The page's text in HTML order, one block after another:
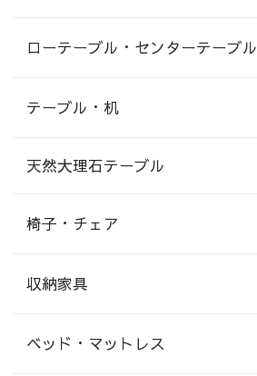
ローテーブル・センターテーブル
テーブル・机
天然大理石テーブル
椅子・チェア
収納家具
ベッド・マットレス